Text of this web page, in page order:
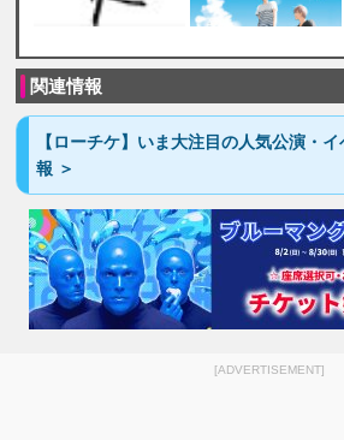
関連情報
【ローチケ】いま大注目の人気公演・
報 ＞
[ADVERTISEMENT]